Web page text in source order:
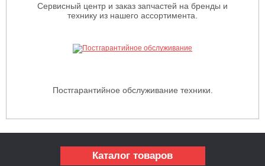
Сервисный центр и заказ запчастей на бренды и
технику из нашего ассортимента.
Постгарантийное обслуживание техники.
Каталог товаров